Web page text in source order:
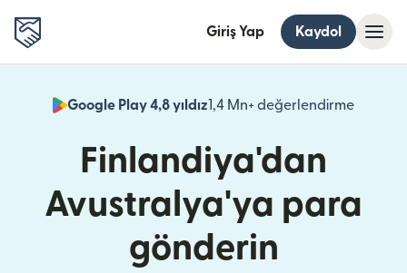
Giriş Yap Kaydol
Google Play 4,8 yıldız1,4 Mn+ değerlendirme
Finlandiya'dan
Avustralya'ya para
gönderin